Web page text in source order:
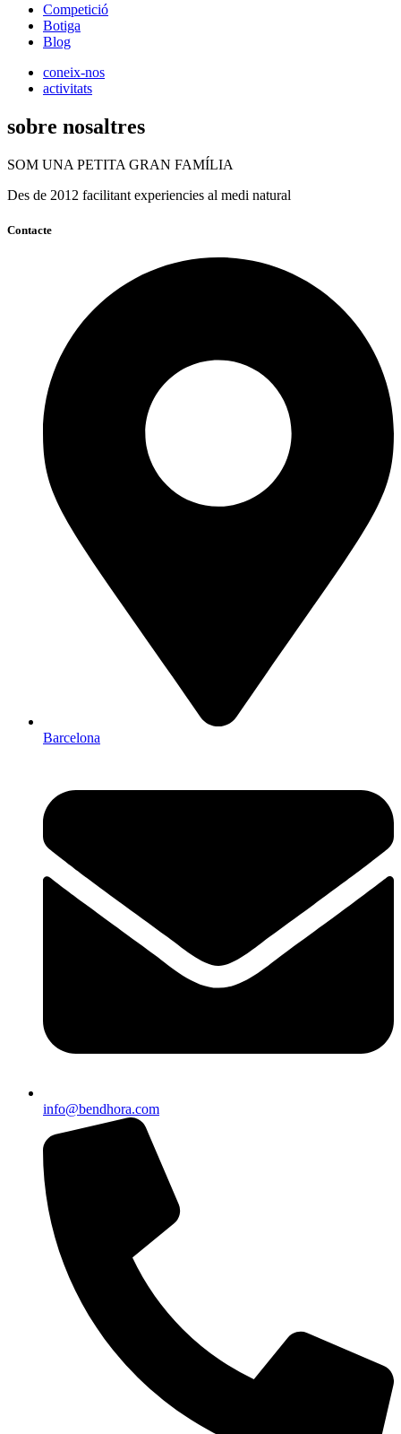
Competició
Botiga
Blog
coneix-nos
activitats
sobre nosaltres
SOM UNA PETITA GRAN FAMÍLIA
Des de 2012 facilitant experiencies al medi natural
Contacte
Barcelona
info@bendhora.com